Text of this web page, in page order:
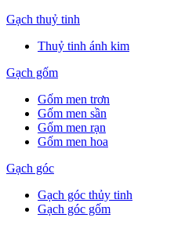
Gạch thuỷ tinh
Thuỷ tinh ánh kim
Gạch gốm
Gốm men trơn
Gốm men sần
Gốm men rạn
Gốm men hoa
Gạch góc
Gạch góc thủy tinh
Gạch góc gốm